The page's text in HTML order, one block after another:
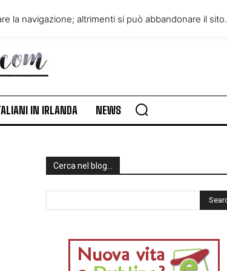
VISITARE L’IRLANDA
NEWS
IN IRLANDA NEWS
Cerca nel blog…
la navigazione; altrimenti si può abbandonare il sito.